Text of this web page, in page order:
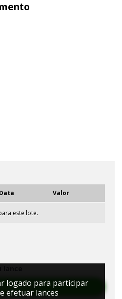
Data Valor
este lote.
Lance
logado para participar
efetuar lances